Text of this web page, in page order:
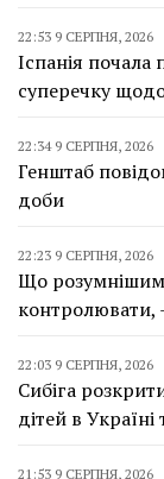
22:53 9 СЕРПНЯ, 2026
Іспанія почала
суперечку
22:34 9 СЕРПНЯ, 2026
Генштаб
доби
22:23 9 СЕРПНЯ, 2026
Що
контролювати,
22:03 9 СЕРПНЯ, 2026
Сибіга
дітей в
21:53 9 СЕРПНЯ, 2026